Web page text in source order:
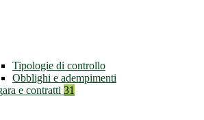
Tipologie di controllo
Obblighi e adempimenti
e contratti 31